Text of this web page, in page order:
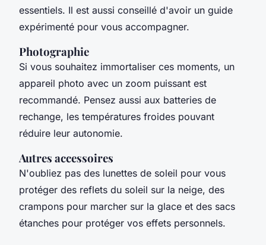
essentiels. Il est aussi conseillé d'avoir un guide
expérimenté pour vous accompagner.
Photographie
Si vous souhaitez immortaliser ces moments, un
appareil photo avec un zoom puissant est
recommandé. Pensez aussi aux batteries de
rechange, les températures froides pouvant
réduire leur autonomie.
Autres accessoires
N'oubliez pas des lunettes de soleil pour vous
protéger des reflets du soleil sur la neige, des
crampons pour marcher sur la glace et des sacs
étanches pour protéger vos effets personnels.